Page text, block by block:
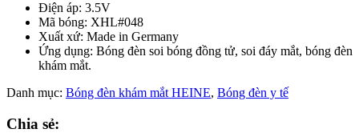
Điện áp: 3.5V
Mã bóng: XHL#048
Xuất xứ: Made in Germany
Ứng dụng: Bóng đèn soi bóng đồng tử, soi đáy mắt, bóng đèn
khám mắt.
Danh mục: Bóng đèn khám mắt HEINE, Bóng đèn y tế
Chia sẻ: